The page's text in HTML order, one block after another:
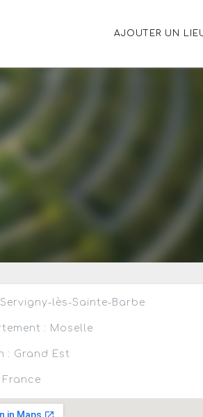
AJOUTER UN
lès-Sainte-Barbe
: Moselle
: Grand Est
France